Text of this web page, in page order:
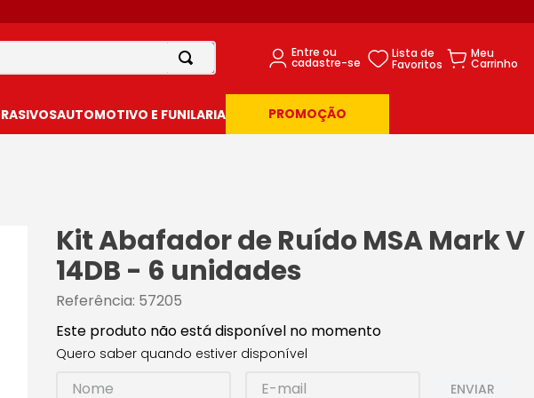
AUTOMOTIVO E FUNILARIA PROMOÇÃO
Kit Abafador de Ruído MSA Mark V
14DB - 6 unidades
Referência: 57205
Este produto não está disponível no momento
Quero saber quando estiver disponível
ENVIAR